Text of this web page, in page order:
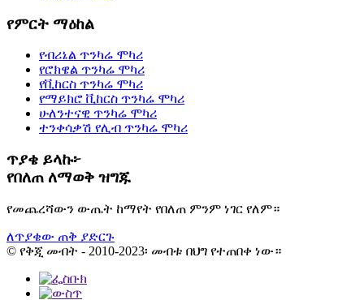
የምርት ማዕከል
የብሪኔል ጥንካሬ ሞካሪ
የሮክዌል ጥንካሬ ሞካሪ
የቪከርስ ጥንካሬ ሞካሪ
የማይክሮ ቪከርስ ጥንካሬ ሞካሪ
ሁለንተናዊ ጥንካሬ ሞካሪ
ተንቀሳቃሽ የሊብ ጥንካሬ ሞካሪ
ጥያቄ ይላኩ፦
የበለጠ ለማወቅ ዝግጁ
የመጨረሻውን ውጤት ከማየት የበለጠ ምንም ነገር የለም።
ለጥያቄው ጠቅ ያድርጉ
© የቅጂ መብት - 2010-2023፡ መብቱ በህግ የተጠበቀ ነው።